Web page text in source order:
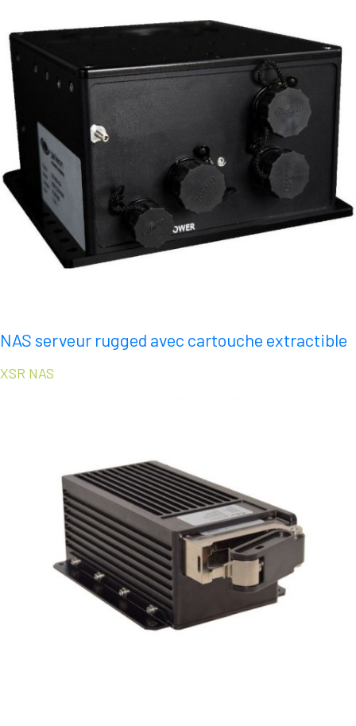
NAS serveur rugged avec cartouche extractible
XSR NAS